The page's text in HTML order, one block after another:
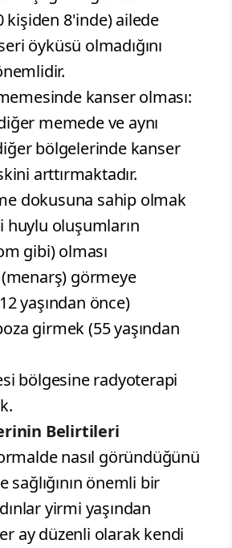
kişiden 8'inde) ailede
öyküsü olmadığını
kanser olması:
memede ve aynı
bölgelerinde kanser
arttırmaktadır.
dokusuna sahip olmak
huylu oluşumların
gibi) olması
görmeye
yaşından önce)
girmek (55 yaşından
bölgesine radyoterapi
Belirtileri
nasıl göründüğünü
sağlığının önemli bir
yirmi yaşından
ay düzenli olarak kendi